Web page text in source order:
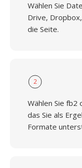
Wählen Sie
Drive,
die Seite.
2
Wählen Sie fb2
das Sie als
Formate